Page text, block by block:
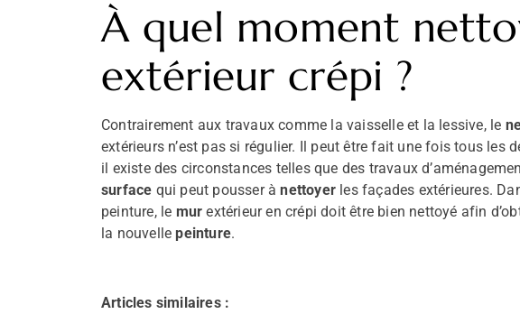
À quel moment
extérieur crépi ?
Contrairement aux travaux comme la vaisselle et la lessive, le
extérieurs n’est pas si régulier. Il peut être fait une fois tous les
il existe des circonstances telles que des travaux
surface qui peut pousser ànettoyer les façades extérieures.
peinture, le mur extérieur en crépi doit être bien nettoyé afin
la nouvellepeinture.
Articles similaires :